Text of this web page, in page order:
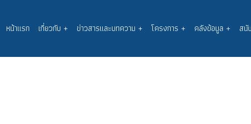
Main
navigation
หน้าแรก เกี่ยวกับ + ข่าวสารและบทความ + โครงการ + คลังข้อมูล + สนั